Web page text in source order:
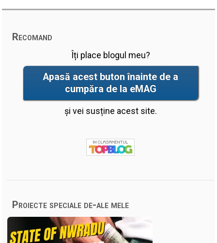
Recomand
Îți place blogul meu?
Apasă acest buton înainte de a
cumpăra de la eMAG
și vei susține acest site.
Proiecte speciale de-ale mele